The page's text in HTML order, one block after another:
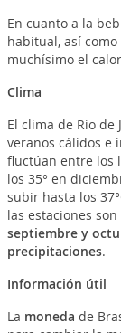
En cuanto a la
habitual, así
muchísimo el
Clima
El clima de Rio de
veranos cálidos e
fluctúan entre los
los 35° en
subir hasta los
las estaciones
septiembre y
precipitaciones.
Información útil
La moneda de